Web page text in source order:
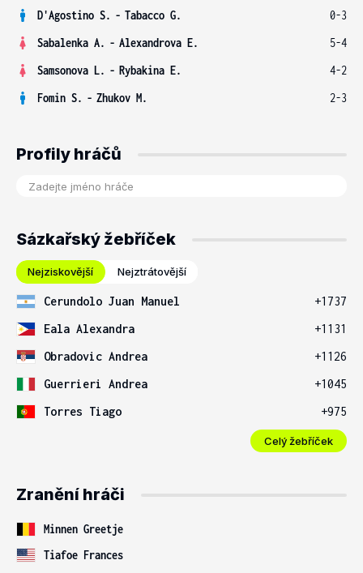
D'Agostino S. - Tabacco G.
0-3
Sabalenka A. - Alexandrova E.
5-4
Samsonova L. - Rybakina E.
4-2
Fomin S. - Zhukov M. 2-3
Profily hráčů
Sázkařský žebříček
Nejziskovější Nejztrátovější
Cerundolo Juan Manuel
+1737
Eala Alexandra
+1131
Obradovic Andrea
+1126
Guerrieri Andrea
+1045
Torres Tiago
+975
Celý žebříček
Zranění hráči
Minnen Greetje
Tiafoe Frances